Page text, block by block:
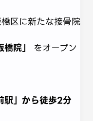
区に新たな接骨院
院」
をオープン
駅」から徒歩2分